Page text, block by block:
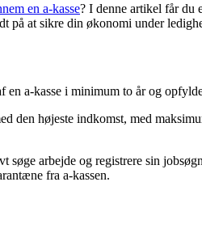
en a-kasse? I denne artikel får du
på at sikre din økonomi under
a-kasse i minimum to år og
den højeste indkomst, med
søge arbejde og registrere sin
fra a-kassen.